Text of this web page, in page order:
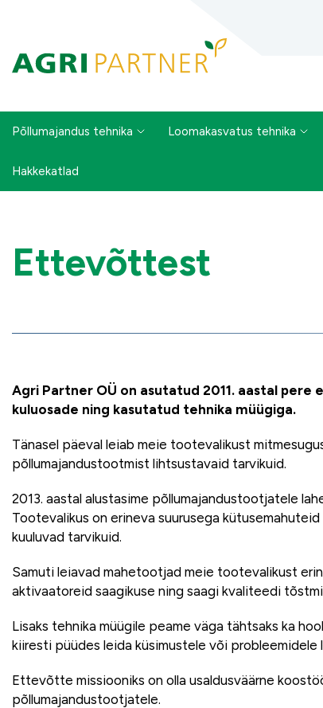
Põllumajandus tehnika Loomakasvatus tehnika
Hakkekatlad
Ettevõttest
Agri Partner OÜ on asutatud 2011. aastal
kuluosade ning kasutatud tehnika müügiga.
Tänasel päeval leiab meie tootevalikust
põllumajandustootmist lihtsustavaid tarvikuid.
2013. aastal alustasime põllumajandustootjatele
Tootevalikus on erineva suurusega
kuuluvad tarvikuid.
Samuti leiavad mahetootjad meie tootevalikust
aktivaatoreid saagikuse ning saagi kvaliteedi
Lisaks tehnika müügile peame väga tähtsaks ka
kiiresti püüdes leida küsimustele või probleemidele
Ettevõtte missiooniks on olla usaldusväärne
põllumajandustootjatele.